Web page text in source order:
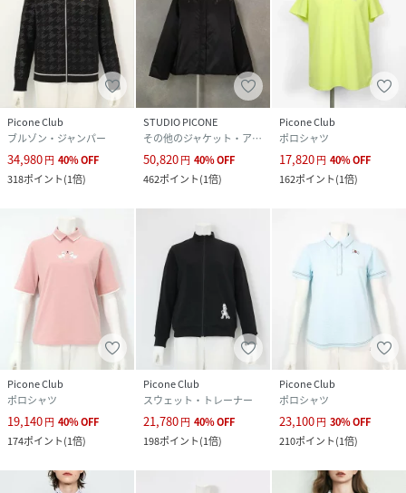
Picone Club
ブルゾン・ジャンパー
34,980円 40%OFF
318ポイント(1倍)
STUDIO PICONE
その他のジャケット・アウター
50,820円 40%OFF
462ポイント(1倍)
Picone Club
ポロシャツ
17,820円 40%OFF
162ポイント(1倍)
Picone Club
ポロシャツ
19,140円 40%OFF
174ポイント(1倍)
Picone Club
スウェット・トレーナー
21,780円 40%OFF
198ポイント(1倍)
Picone Club
ポロシャツ
23,100円 30%OFF
210ポイント(1倍)